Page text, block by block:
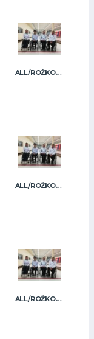
ALL/ROŽKOVA
ALL/ROŽKOVA
ALL/ROŽKOVA